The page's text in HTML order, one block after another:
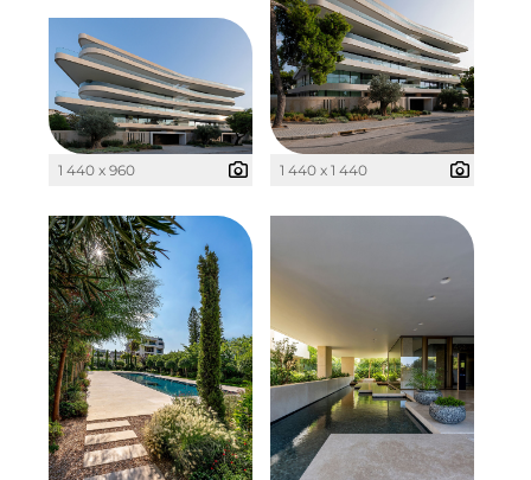
The Verse
Timber Factory
UBM Development
UNITED Benefits Holding
Vonovia
Wealthcap
WEALTHCORE Investment Management
Wemolo
XPAY
ZielstattQuartier
1 440 x 960 1 440 x 1 440